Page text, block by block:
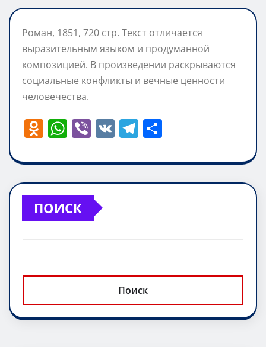
Роман, 1851, 720 стр. Текст отличается
выразительным языком и продуманной
композицией. В произведении раскрываются
социальные конфликты и вечные ценности
человечества.
O
n
o
kl
a
ki
W
at
s
A
p
Vi
er
V T
e
gr
п
р
ь
ПОИСК
Поиск